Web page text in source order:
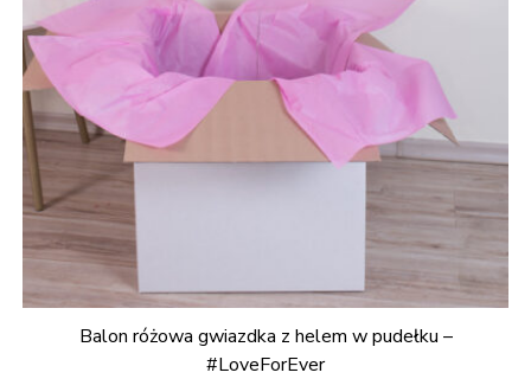
Balon różowa gwiazdka z helem w pudełku –
#LoveForEver